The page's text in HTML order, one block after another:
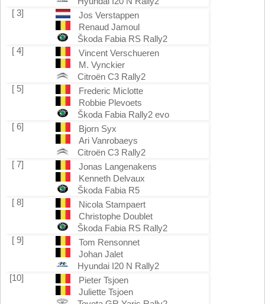
[ 3]
Jos Verstappen
Renaud Jamoul
Škoda Fabia RS Rally2
[ 4]
Vincent Verschueren
M. Vynckier
Citroën C3 Rally2
[ 5]
Frederic Miclotte
Robbie Plevoets
Škoda Fabia Rally2 evo
[ 6]
Bjorn Syx
Ari Vanrobaeys
Citroën C3 Rally2
[ 7]
Jonas Langenakens
Kenneth Delvaux
Škoda Fabia R5
[ 8]
Nicola Stampaert
Christophe Doublet
Škoda Fabia RS Rally2
[ 9]
Tom Rensonnet
Johan Jalet
Hyundai I20 N Rally2
[10]
Pieter Tsjoen
Juliette Tsjoen